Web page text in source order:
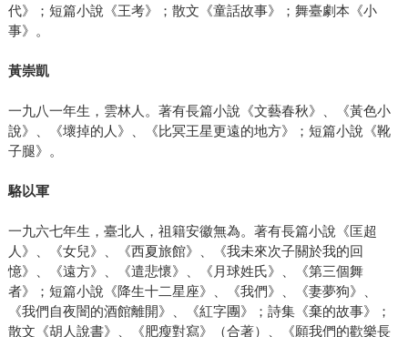
代》；短篇小說《王考》；散文《童話故事》；舞臺劇本《小
事》。
黃崇凱
一九八一年生，雲林人。著有長篇小說《文藝春秋》、《黃色小
說》、《壞掉的人》、《比冥王星更遠的地方》；短篇小說《靴
子腿》。
駱以軍
一九六七年生，臺北人，祖籍安徽無為。著有長篇小說《匡超
人》、《女兒》、《西夏旅館》、《我未來次子關於我的回
憶》、《遠方》、《遣悲懷》、《月球姓氏》、《第三個舞
者》；短篇小說《降生十二星座》、《我們》、《妻夢狗》、
《我們自夜闇的酒館離開》、《紅字團》；詩集《棄的故事》；
散文《胡人說書》、《肥瘦對寫》（合著）、《願我們的歡樂長